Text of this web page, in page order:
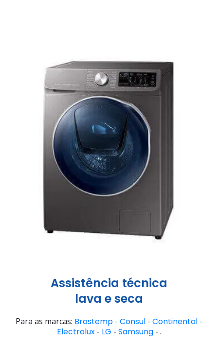
Assistência técnica
lava e seca
Para as marcas: Brastemp - Consul - Continental -
Electrolux- LG - Samsung- .